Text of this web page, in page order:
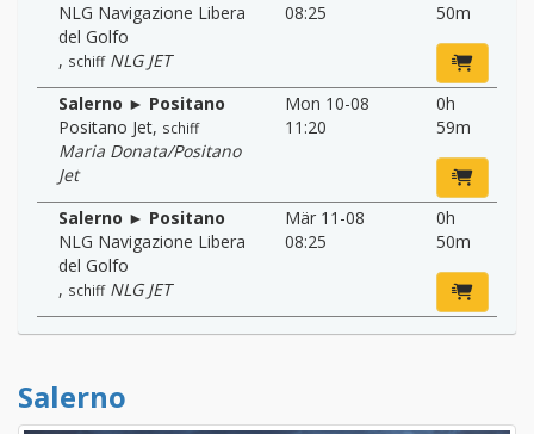
NLG Navigazione Libera
del Golfo
, schiff NLG JET
08:25
50m
Salerno ► Positano
Positano Jet, schiff
Maria Donata/Positano
Jet
Mon 10-08
11:20
0h
59m
Salerno ► Positano
NLG Navigazione Libera
del Golfo
, schiff NLG JET
Mär 11-08
08:25
0h
50m
Salerno